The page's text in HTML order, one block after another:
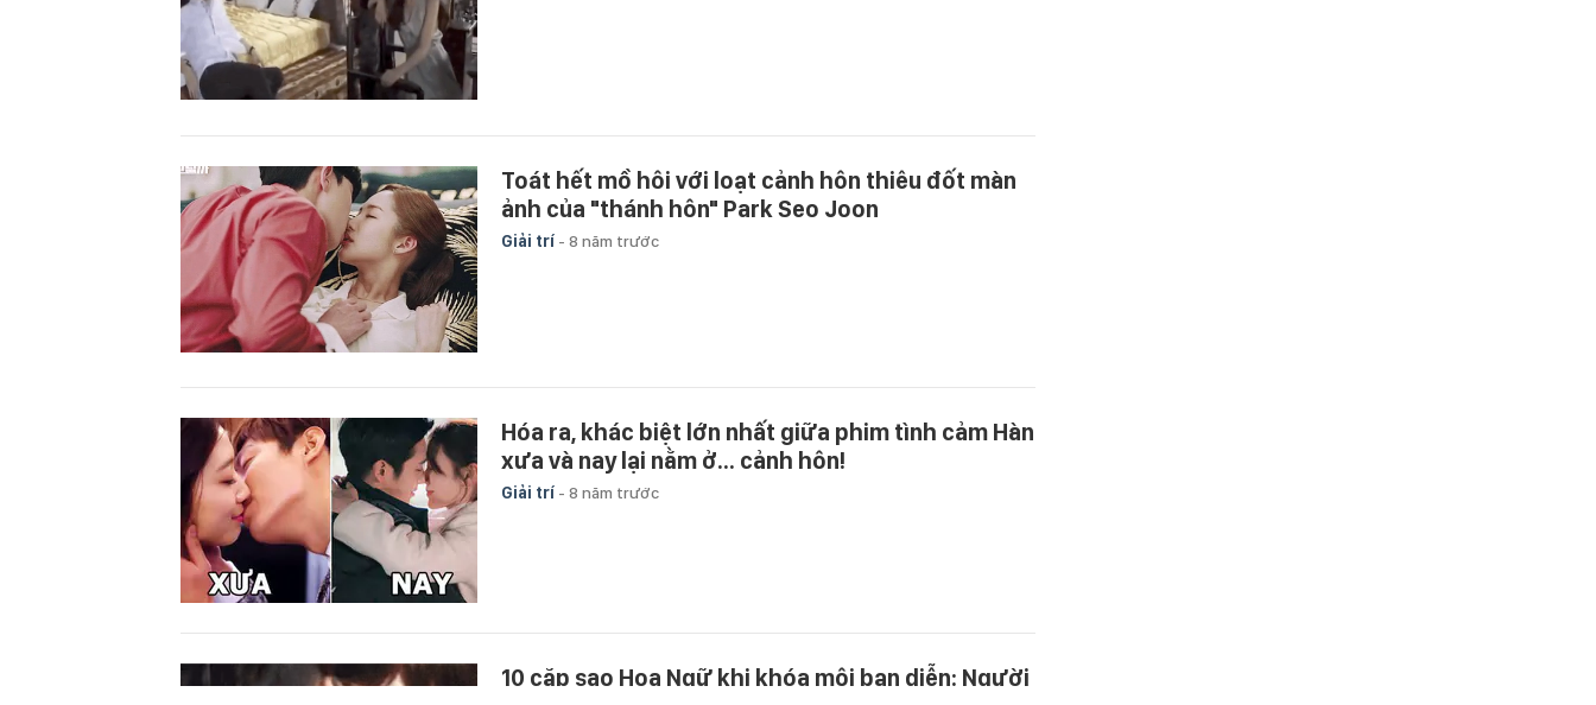
Toát hết mồ hôi với loạt cảnh hôn thiêu đốt màn
ảnh của "thánh hôn" Park Seo Joon
Giải trí - 8 năm trước
Hóa ra, khác biệt lớn nhất giữa phim tình cảm Hàn
xưa và nay lại nằm ở... cảnh hôn!
Giải trí - 8 năm trước
10 cặp sao Hoa Ngữ khi khóa môi bạn diễn: Người